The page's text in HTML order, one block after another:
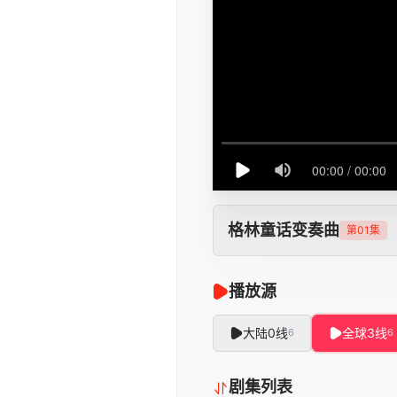
格林童话变奏曲 第01集
播放源
大陆0线6 全球3线6
剧集列表